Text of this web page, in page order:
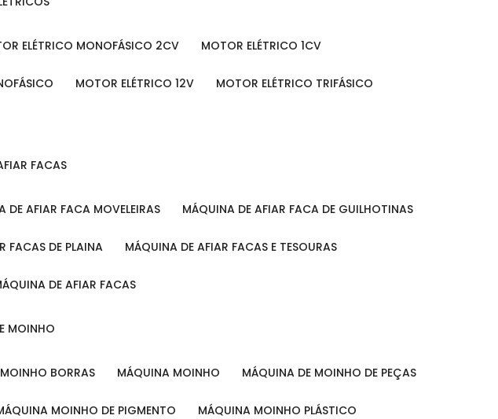
ELÉTRICO MONOFÁSICO 2CV MOTOR ELÉTRICO 1CV
MOTOR ELÉTRICO 12V MOTOR ELÉTRICO TRIFÁSICO
FACAS
DE AFIAR FACA MOVELEIRAS MÁQUINA DE AFIAR FACA DE GUILHOTINAS
FACAS DE PLAINA MÁQUINA DE AFIAR FACAS E TESOURAS
MÁQUINA DE AFIAR FACAS
MOINHO
MOINHO BORRAS MÁQUINA MOINHO MÁQUINA DE MOINHO DE PEÇAS
MÁQUINA MOINHO DE PIGMENTO MÁQUINA MOINHO PLÁSTICO